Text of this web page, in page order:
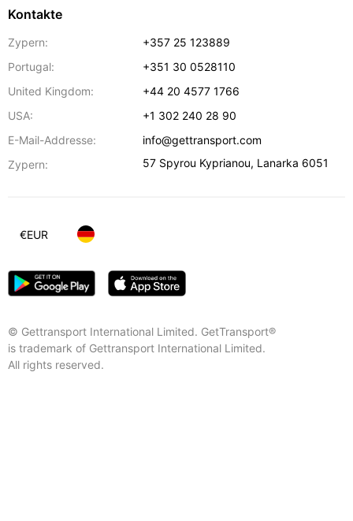
Kontakte
Zypern:
+357 25 123889
Portugal:
+351 30 0528110
United Kingdom:
+44 20 4577 1766
USA:
+1 302 240 28 90
E-Mail-Addresse:
info@gettransport.com
Zypern:
57 Spyrou Kyprianou, Lanarka 6051
© Gettransport International Limited. GetTransport®
is trademark of Gettransport International Limited.
All rights reserved.
€EUR